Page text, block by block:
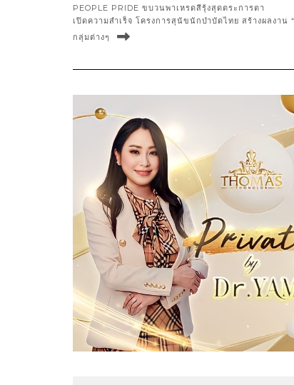
PEOPLE PRIDE ขบวนพาเหรดสีรุ้งสุดตระการตา
เปิดความสำเร็จ โครงการสุนัขนักบำบัดไทย สร้างผลงา
กลุ่มต่างๆ